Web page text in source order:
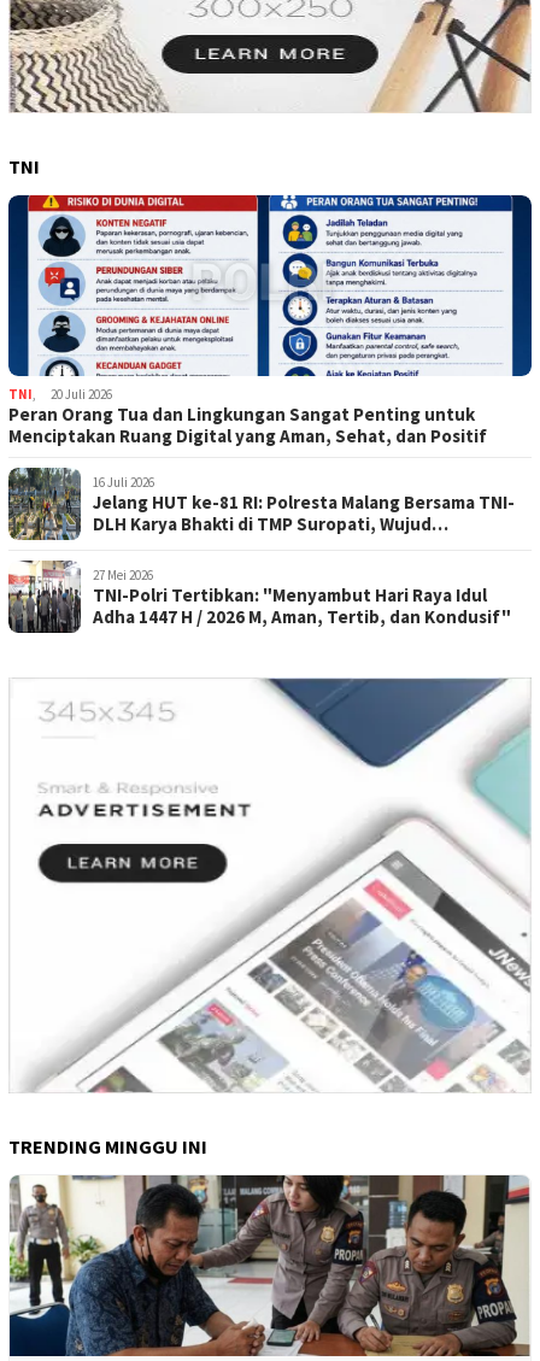
TNI
TNI 20 Juli 2026
Peran Orang Tua dan Lingkungan Sangat Penting untuk
Menciptakan Ruang Digital yang Aman, Sehat, dan Positif
16 Juli 2026
Jelang HUT ke-81 RI: Polresta Malang Bersama TNI-
DLH Karya Bhakti di TMP Suropati, Wujud
27 Mei 2026
TNI-Polri Tertibkan: "Menyambut Hari Raya Idul
Adha 1447 H / 2026 M, Aman, Tertib, dan Kondusif"
TRENDING MINGGU INI